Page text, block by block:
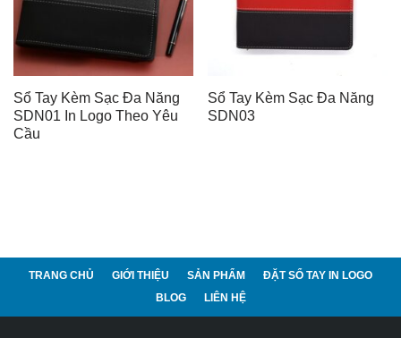
Sổ Tay Kèm Sạc Đa Năng
SDN01 In Logo Theo Yêu
Cầu
Sổ Tay Kèm Sạc Đa Năng
SDN03
TRANG CHỦ GIỚI THIỆU SẢN PHẨM
ĐẶT SỔ TAY IN LOGO
BLOG
LIÊN HỆ